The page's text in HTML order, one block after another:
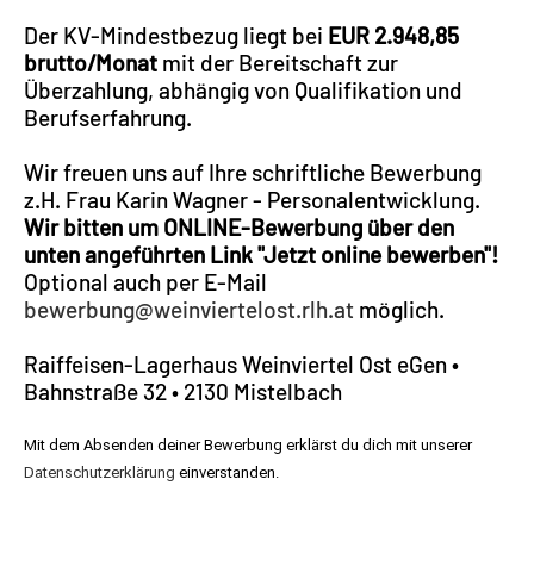
Der KV-Mindestbezug liegt bei EUR 2.948,85
brutto/Monat mit der Bereitschaft zur
Überzahlung, abhängig von Qualifikation und
Berufserfahrung.
Wir freuen uns auf Ihre schriftliche Bewerbung
z.H. Frau Karin Wagner - Personalentwicklung.
Wir bitten um ONLINE-Bewerbung über den
unten angeführten Link "Jetzt online bewerben"!
Optional auch per E-Mail
bewerbung@weinviertelost.rlh.at möglich.
Raiffeisen-Lagerhaus Weinviertel Ost eGen •
Bahnstraße 32 • 2130 Mistelbach
Mit dem Absenden deiner Bewerbung erklärst du dich mit unserer
Datenschutzerklärung einverstanden.